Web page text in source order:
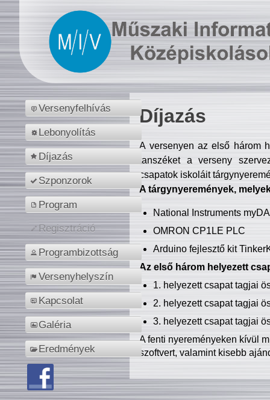
Versenyfelhívás
Lebonyolítás
Díjazás
Szponzorok
Program
Regisztráció
Programbizottság
Versenyhelyszín
Kapcsolat
Galéria
Eredmények
Díjazás
A versenyen az első három
tanszéket a verseny
csapatok iskoláit
A tárgynyeremények,
National Instruments
OMRON CP1LE PLC
Arduino fejlesztő kit
Az első három helyezett
1. helyezett csapat tagjai
2. helyezett csapat tagjai
3. helyezett csapat tagjai
A fenti nyereményeken kívül
szoftvert, valamint kisebb